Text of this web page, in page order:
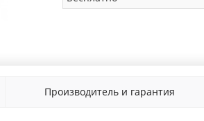
Производитель и гарантия